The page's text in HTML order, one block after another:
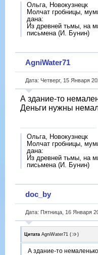
Ольга, Новокузнецк
Молчат гробницы,
дана:
Из древней тьмы, на
письмена (И. Бунин)
AgniWater71
Дата: Четверг, 15 Января
А здание-то
Деньги нужны
Ольга, Новокузнецк
Молчат гробницы,
дана:
Из древней тьмы, на
письмена (И. Бунин)
doc_by
Дата: Пятница, 16 Января
Цитата AgniWater71 ( )
А здание-то